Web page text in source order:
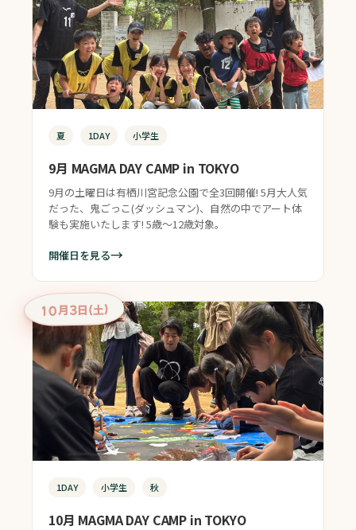
夏 1DAY 小学生
9月 MAGMA DAY CAMP in TOKYO
9月の土曜日は有栖川宮記念公園で全3回開催! 5月大人気
だった、鬼ごっこ(ダッシュマン)、自然の中でアート体
験も実施いたします! 5歳〜12歳対象。
開催日を見る→
10月3日（土）
1DAY 小学生 秋
10月 MAGMA DAY CAMP in TOKYO